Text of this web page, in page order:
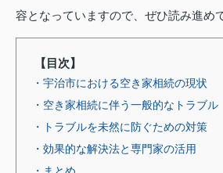
容となっていますので、ぜひ読み進め
【目次】
・宇治市における空き家相続の現状
・空き家相続に伴う一般的なトラブル
・トラブルを未然に防ぐための対策
・効果的な解決法と専門家の活用
・まとめ